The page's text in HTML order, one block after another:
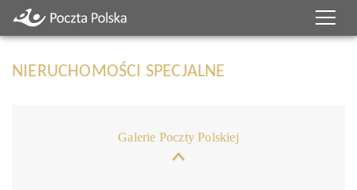
NIERUCHOMOŚCI SPECJALNE
Galerie Poczty Polskiej